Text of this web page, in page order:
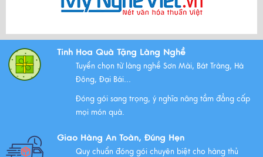
Bộ Tam Sự Là Gì ? Bộ Tam Sự Có Ý Nghĩa Như Thế Nào
Trong Văn Hóa Thờ Cúng?
Xem thêm
Xem thêm
Tinh Hoa Quà Tặng Làng Nghề
Tuyển chọn từ làng nghề Sơn Mài, Bát Tràng, Hà
Đông, Đại Bái...
Đóng gói sang trọng, ý nghĩa nâng tầm đẳng cấp
mọi món quà.
Giao Hàng An Toàn, Đúng Hẹn
Quy chuẩn đóng gói chuyên biệt cho hàng thủ